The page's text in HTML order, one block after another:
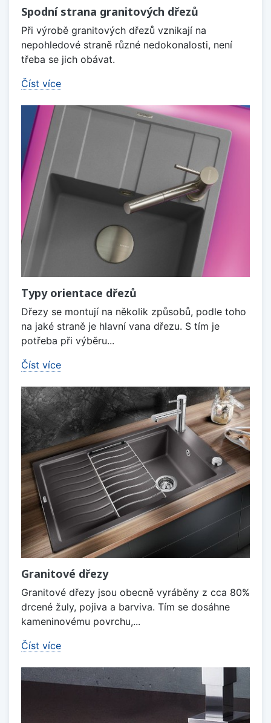
Spodní strana granitových dřezů
Při výrobě granitových dřezů vznikají na
nepohledové straně různé nedokonalosti, není
třeba se jich obávat.
Číst více
Typy orientace dřezů
Dřezy se montují na několik způsobů, podle toho
na jaké straně je hlavní vana dřezu. S tím je
potřeba při výběru...
Číst více
Granitové dřezy
Granitové dřezy jsou obecně vyráběny z cca 80%
drcené žuly, pojiva a barviva. Tím se dosáhne
kameninovému povrchu,...
Číst více